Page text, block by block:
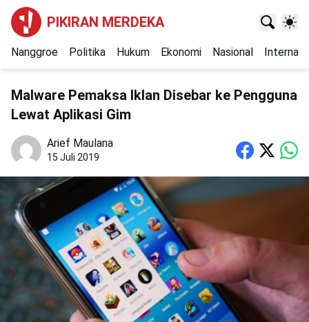
PIKIRAN MERDEKA
Nanggroe Politika Hukum Ekonomi Nasional
Malware Pemaksa Iklan Disebar ke Pengguna
Lewat Aplikasi Gim
Arief Maulana
15 Juli 2019